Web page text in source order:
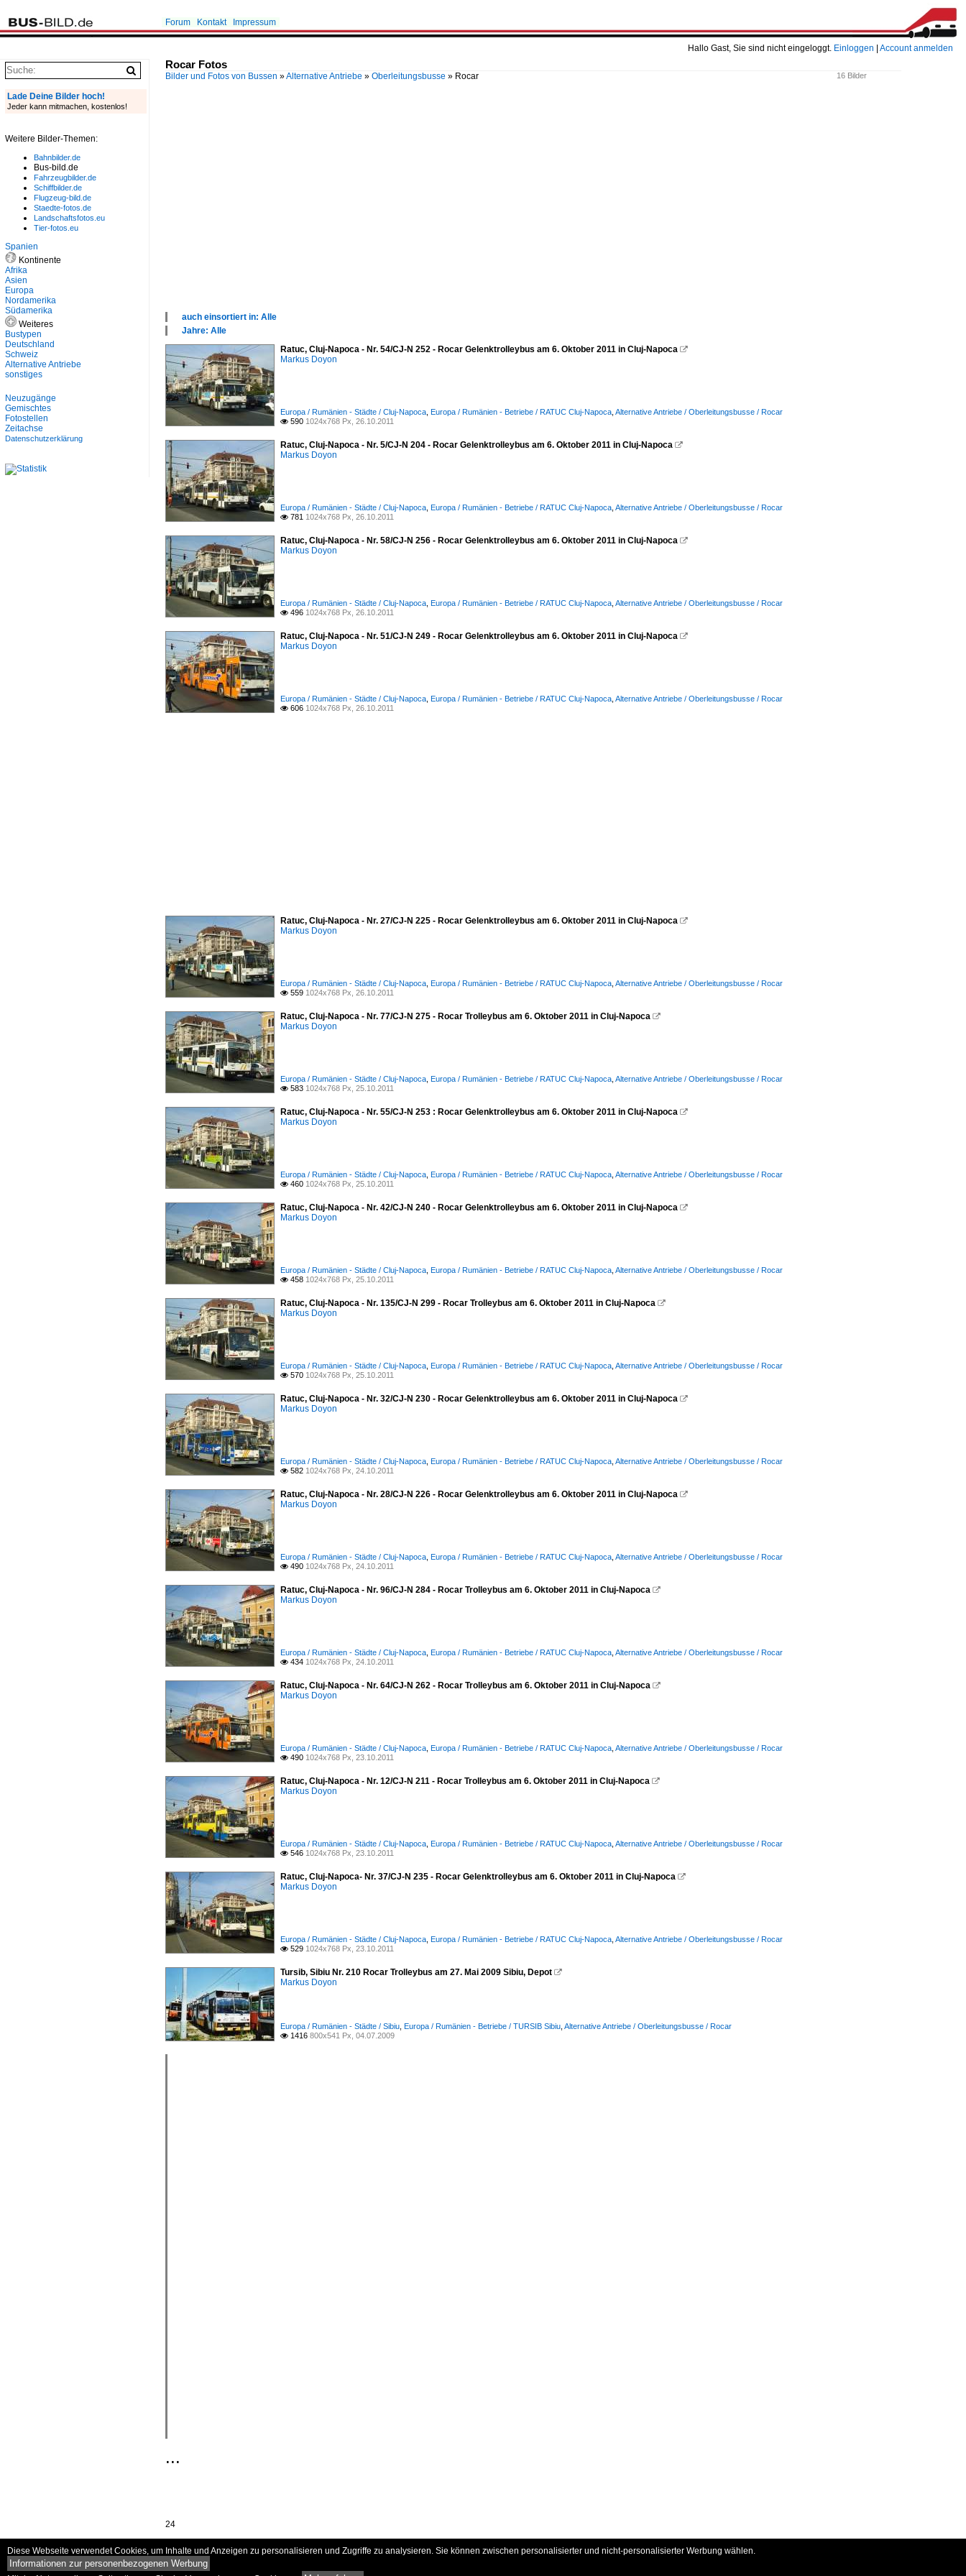
Hallo Gast, Sie sind nicht eingeloggt. Einloggen Account anmelden
Forum Kontakt Impressum
Rocar Fotos
16 Bilder
Bilder und Fotos von Bussen »Alternative Antriebe » Oberleitungsbusse » Rocar
auch einsortiert in: Alle
Jahre: Alle
Alle Jahre
2000
2010
Ratuc, Cluj-Napoca - Nr. 54/CJ-N 252 - Rocar Gelenktrolleybus am 6. Oktober 2011 in Cluj-Napoca 
Markus Doyon
Europa / Rumänien - Städte / Cluj-Napoca Europa / Rumänien - Betriebe / RATUC Cluj-Napoca Alternative Antriebe / Oberleitungsbusse / Rocar
 590 1024x768 Px, 26.10.2011
Ratuc, Cluj-Napoca - Nr. 5/CJ-N 204 - Rocar Gelenktrolleybus am 6. Oktober 2011 in Cluj-Napoca 
Markus Doyon
Europa / Rumänien - Städte / Cluj-Napoca Europa / Rumänien - Betriebe / RATUC Cluj-Napoca Alternative Antriebe / Oberleitungsbusse / Rocar
 781 1024x768 Px, 26.10.2011
Ratuc, Cluj-Napoca - Nr. 58/CJ-N 256 - Rocar Gelenktrolleybus am 6. Oktober 2011 in Cluj-Napoca 
Markus Doyon
Europa / Rumänien - Städte / Cluj-Napoca Europa / Rumänien - Betriebe / RATUC Cluj-Napoca Alternative Antriebe / Oberleitungsbusse / Rocar
 496 1024x768 Px, 26.10.2011
Ratuc, Cluj-Napoca - Nr. 51/CJ-N 249 - Rocar Gelenktrolleybus am 6. Oktober 2011 in Cluj-Napoca 
Markus Doyon
Europa / Rumänien - Städte / Cluj-Napoca Europa / Rumänien - Betriebe / RATUC Cluj-Napoca Alternative Antriebe / Oberleitungsbusse / Rocar
 606 1024x768 Px, 26.10.2011
Ratuc, Cluj-Napoca - Nr. 27/CJ-N 225 - Rocar Gelenktrolleybus am 6. Oktober 2011 in Cluj-Napoca 
Markus Doyon
Europa / Rumänien - Städte / Cluj-Napoca Europa / Rumänien - Betriebe / RATUC Cluj-Napoca Alternative Antriebe / Oberleitungsbusse / Rocar
 559 1024x768 Px, 26.10.2011
Ratuc, Cluj-Napoca - Nr. 77/CJ-N 275 - Rocar Trolleybus am 6. Oktober 2011 in Cluj-Napoca 
Markus Doyon
Europa / Rumänien - Städte / Cluj-Napoca Europa / Rumänien - Betriebe / RATUC Cluj-Napoca Alternative Antriebe / Oberleitungsbusse / Rocar
 583 1024x768 Px, 25.10.2011
Ratuc, Cluj-Napoca - Nr. 55/CJ-N 253 : Rocar Gelenktrolleybus am 6. Oktober 2011 in Cluj-Napoca 
Markus Doyon
Europa / Rumänien - Städte / Cluj-Napoca Europa / Rumänien - Betriebe / RATUC Cluj-Napoca Alternative Antriebe / Oberleitungsbusse / Rocar
 460 1024x768 Px, 25.10.2011
Ratuc, Cluj-Napoca - Nr. 42/CJ-N 240 - Rocar Gelenktrolleybus am 6. Oktober 2011 in Cluj-Napoca 
Markus Doyon
Europa / Rumänien - Städte / Cluj-Napoca Europa / Rumänien - Betriebe / RATUC Cluj-Napoca Alternative Antriebe / Oberleitungsbusse / Rocar
 458 1024x768 Px, 25.10.2011
Ratuc, Cluj-Napoca - Nr. 135/CJ-N 299 - Rocar Trolleybus am 6. Oktober 2011 in Cluj-Napoca 
Markus Doyon
Europa / Rumänien - Städte / Cluj-Napoca Europa / Rumänien - Betriebe / RATUC Cluj-Napoca Alternative Antriebe / Oberleitungsbusse / Rocar
 570 1024x768 Px, 25.10.2011
Ratuc, Cluj-Napoca - Nr. 32/CJ-N 230 - Rocar Gelenktrolleybus am 6. Oktober 2011 in Cluj-Napoca 
Markus Doyon
Europa / Rumänien - Städte / Cluj-Napoca Europa / Rumänien - Betriebe / RATUC Cluj-Napoca Alternative Antriebe / Oberleitungsbusse / Rocar
 582 1024x768 Px, 24.10.2011
Ratuc, Cluj-Napoca - Nr. 28/CJ-N 226 - Rocar Gelenktrolleybus am 6. Oktober 2011 in Cluj-Napoca 
Markus Doyon
Europa / Rumänien - Städte / Cluj-Napoca Europa / Rumänien - Betriebe / RATUC Cluj-Napoca Alternative Antriebe / Oberleitungsbusse / Rocar
 490 1024x768 Px, 24.10.2011
Ratuc, Cluj-Napoca - Nr. 96/CJ-N 284 - Rocar Trolleybus am 6. Oktober 2011 in Cluj-Napoca 
Markus Doyon
Europa / Rumänien - Städte / Cluj-Napoca Europa / Rumänien - Betriebe / RATUC Cluj-Napoca Alternative Antriebe / Oberleitungsbusse / Rocar
 434 1024x768 Px, 24.10.2011
Ratuc, Cluj-Napoca - Nr. 64/CJ-N 262 - Rocar Trolleybus am 6. Oktober 2011 in Cluj-Napoca 
Markus Doyon
Europa / Rumänien - Städte / Cluj-Napoca Europa / Rumänien - Betriebe / RATUC Cluj-Napoca Alternative Antriebe / Oberleitungsbusse / Rocar
 490 1024x768 Px, 23.10.2011
Ratuc, Cluj-Napoca - Nr. 12/CJ-N 211 - Rocar Trolleybus am 6. Oktober 2011 in Cluj-Napoca 
Markus Doyon
Europa / Rumänien - Städte / Cluj-Napoca Europa / Rumänien - Betriebe / RATUC Cluj-Napoca Alternative Antriebe / Oberleitungsbusse / Rocar
 546 1024x768 Px, 23.10.2011
Ratuc, Cluj-Napoca- Nr. 37/CJ-N 235 - Rocar Gelenktrolleybus am 6. Oktober 2011 in Cluj-Napoca 
Markus Doyon
Europa / Rumänien - Städte / Cluj-Napoca Europa / Rumänien - Betriebe / RATUC Cluj-Napoca Alternative Antriebe / Oberleitungsbusse / Rocar
 529 1024x768 Px, 23.10.2011
Tursib, Sibiu Nr. 210 Rocar Trolleybus am 27. Mai 2009 Sibiu, Depot 
Markus Doyon
Europa / Rumänien - Städte / Sibiu Europa / Rumänien - Betriebe / TURSIB Sibiu Alternative Antriebe / Oberleitungsbusse / Rocar
 1416 800x541 Px, 04.07.2009
...
24
Lade Deine Bilder hoch!
Jeder kann mitmachen, kostenlos!
Weitere Bilder-Themen:
Bahnbilder.de
Bus-bild.de
Fahrzeugbilder.de
Schiffbilder.de
Flugzeug-bild.de
Staedte-fotos.de
Landschaftsfotos.eu
Tier-fotos.eu
Spanien
Kontinente
Afrika
Asien
Europa
Nordamerika
Südamerika
Weiteres
Bustypen
Deutschland
Schweiz
Alternative Antriebe
sonstiges
Neuzugänge
Gemischtes
Fotostellen
Zeitachse
Datenschutzerklärung
Diese Webseite verwendet Cookies, um Inhalte und Anzeigen zu personalisieren und Zugriffe zu analysieren. Sie können zwischen personalisierter und nicht-personalisierter Werbung wählen.
Informationen zur personenbezogenen Werbung